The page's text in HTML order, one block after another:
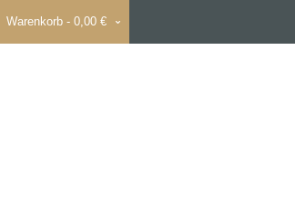
Warenkorb - 0,00 €